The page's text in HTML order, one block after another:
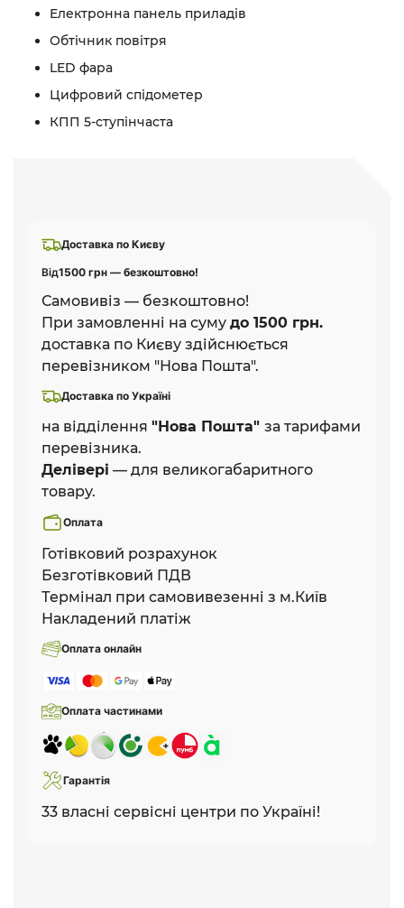
Доставка по Києву
Від1500 грн — безкоштовно!
Самовивіз — безкоштовно!
При замовленні на суму до 1500 грн.
доставка по Києву здійснюється
перевізником "Нова Пошта".
Доставка по Україні
на відділення "Нова Пошта" за тарифами
перевізника.
Делівері — для великогабаритного
товару.
Оплата
Готівковий розрахунок
Безготівковий ПДВ
Термінал при самовивезенні з м.Київ
Накладений платіж
Оплата онлайн
Оплата частинами
Гарантія
33 власні сервісні центри по Україні!
Електронна панель приладів
Обтічник повітря
LED фара
Цифровий спідометер
КПП 5-ступінчаста